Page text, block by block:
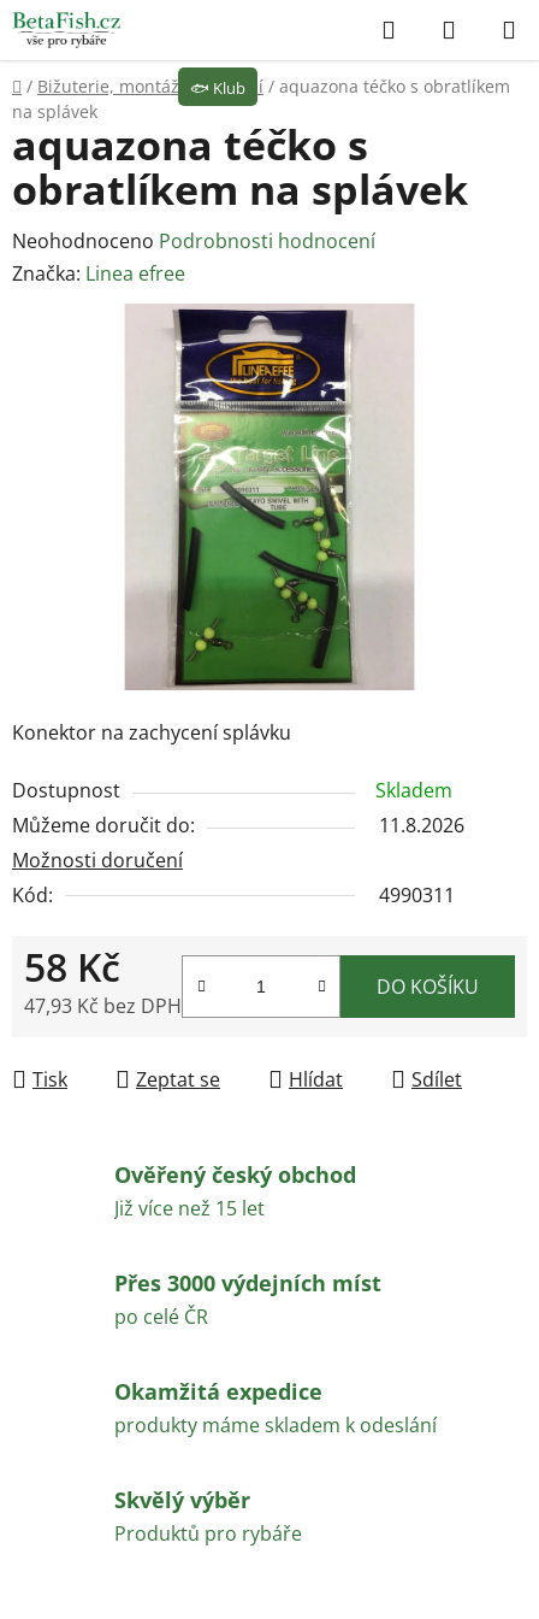
Přejít
na
obsah
Hledat
KOŠÍK
Domů
/ Bižuterie, montáže / Ostatní / aquazona téčko s obratlíkem
na splávek
Konektor na zachycení splávku
Dostupnost
Skladem
Můžeme doručit do:
11.8.2026
Možnosti doručení
Kód:
4990311
58 Kč
47,93 Kč bez DPH
DO KOŠÍKU
Tisk Zeptat se Hlídat Sdílet
aquazona téčko s
obratlíkem na splávek
Průměrné
hodnocení
Neohodnoceno Podrobnosti hodnocení
Značka: Linea efree
Ověřený český obchod
Již více než 15 let
Přes 3000 výdejních míst
po celé ČR
Okamžitá expedice
produkty máme skladem k odeslání
Skvělý výběr
Produktů pro rybáře
🐟 Klub